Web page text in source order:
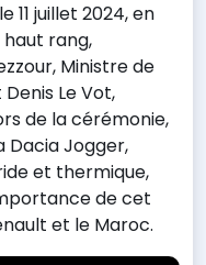
11 juillet 2024, en
rang,
Ministre de
Le Vot,
de la cérémonie,
Dacia Jogger,
et thermique,
de cet
et le Maroc.